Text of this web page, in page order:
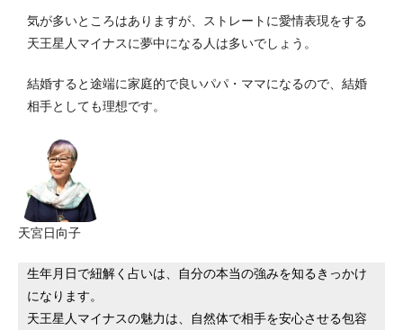
気が多いところはありますが、ストレートに愛情表現をする
天王星人マイナスに夢中になる人は多いでしょう。
結婚すると途端に家庭的で良いパパ・ママになるので、結婚
相手としても理想です。
天宮日向子
生年月日で紐解く占いは、自分の本当の強みを知るきっかけ
になります。
天王星人マイナスの魅力は、自然体で相手を安心させる包容